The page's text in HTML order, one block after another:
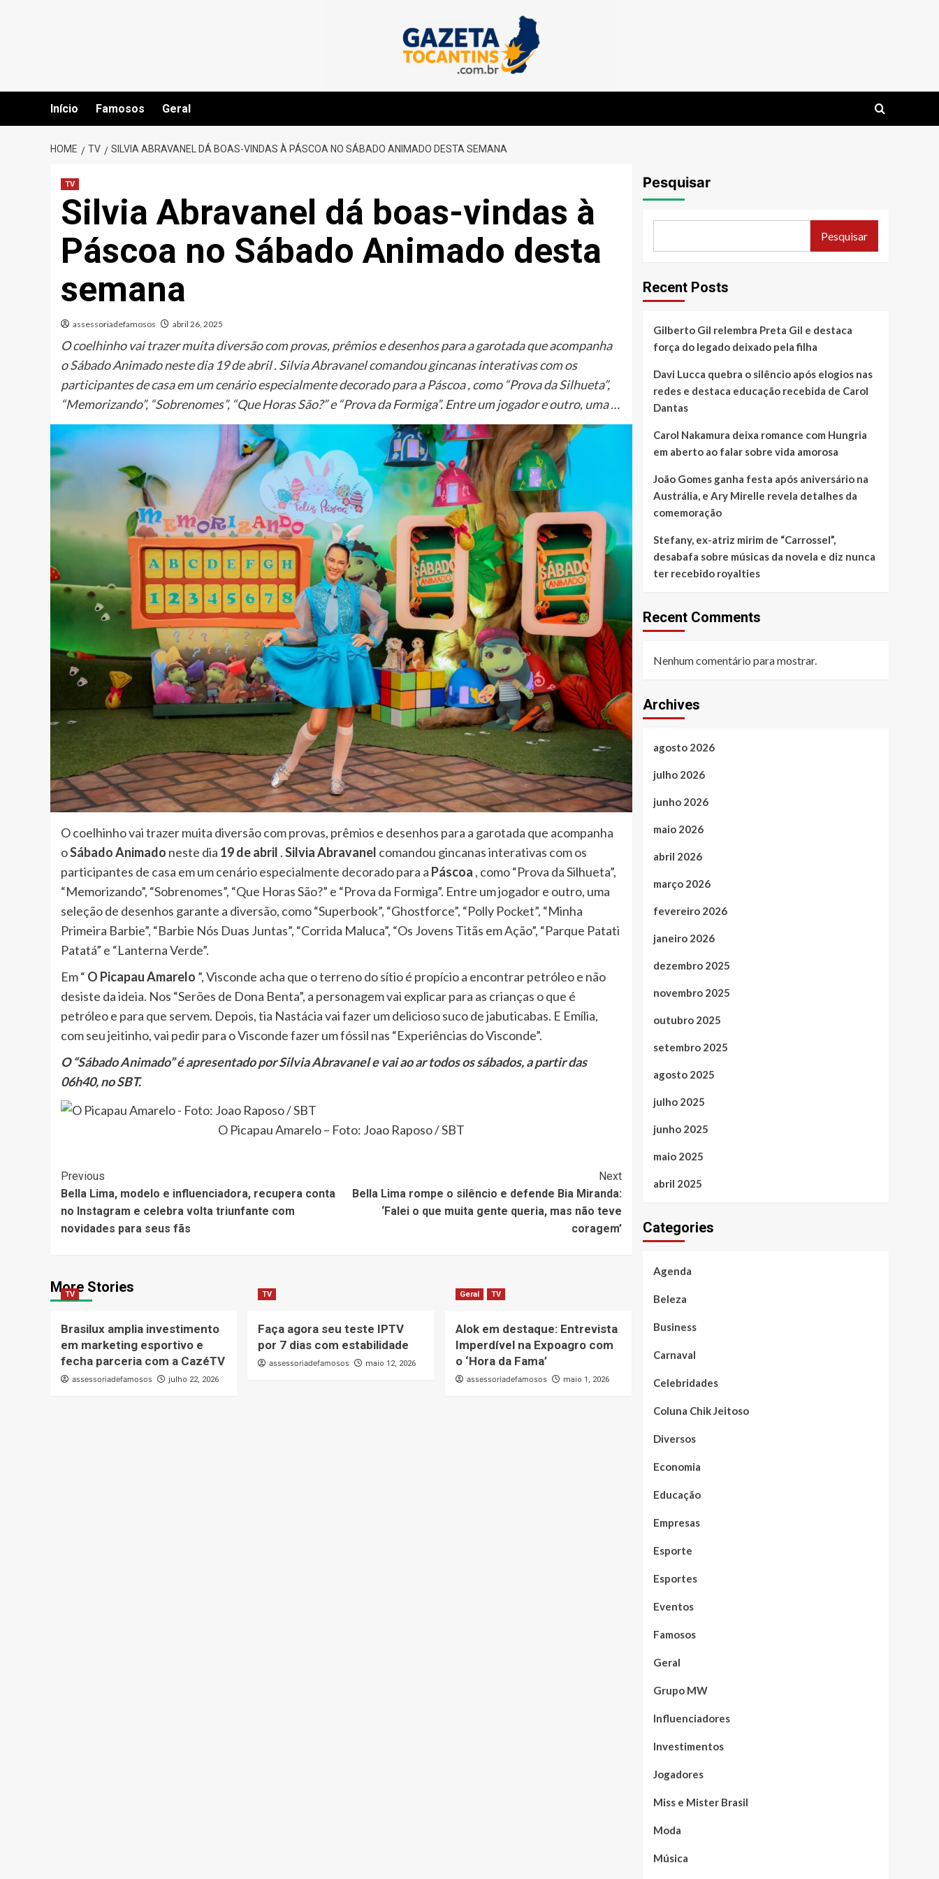
Início Famosos Geral
HOME TV SILVIA ABRAVANEL DÁ BOAS-VINDAS À PÁSCOA NO SÁBADO ANIMADO DESTA SEMANA
TV
Silvia Abravanel dá boas-vindas à
Páscoa no Sábado Animado desta
semana
assessoriadefamosos abril 26, 2025
O coelhinho vai trazer muita diversão com provas, prêmios e desenhos para a garotada que acompanha
o Sábado Animado neste dia 19 de abril . Silvia Abravanel comandou gincanas interativas com os
participantes de casa em um cenário especialmente decorado para a Páscoa , como “Prova da Silhueta”,
“Memorizando”, “Sobrenomes”, “Que Horas São?” e “Prova da Formiga”. Entre um jogador e outro, uma …
O coelhinho vai trazer muita diversão com provas, prêmios e desenhos para a garotada que acompanha
oSábado Animado neste dia 19 de abril .Silvia Abravanel comandou gincanas interativas com os
participantes de casa em um cenário especialmente decorado para a Páscoa , como “Prova da Silhueta”,
“Memorizando”, “Sobrenomes”, “Que Horas São?” e “Prova da Formiga”. Entre um jogador e outro, uma
seleção de desenhos garante a diversão, como “Superbook”, “Ghostforce”, “Polly Pocket”, “Minha
Primeira Barbie”, “Barbie Nós Duas Juntas”, “Corrida Maluca”, “Os Jovens Titãs em Ação”, “Parque Patati
Patatá” e “Lanterna Verde”.
Em “ O Picapau Amarelo ”, Visconde acha que o terreno do sítio é propício a encontrar petróleo e não
desiste da ideia. Nos “Serões de Dona Benta”, a personagem vai explicar para as crianças o que é
petróleo e para que servem. Depois, tia Nastácia vai fazer um delicioso suco de jabuticabas. E Emília,
com seu jeitinho, vai pedir para o Visconde fazer um fóssil nas “Experiências do Visconde”.
O “Sábado Animado” é apresentado por Silvia Abravanel e vai ao ar todos os sábados, a partir das
06h40, no SBT.
O Picapau Amarelo – Foto: Joao Raposo / SBT
Post
Navigation
Previous
Bella Lima, modelo e influenciadora, recupera conta
no Instagram e celebra volta triunfante com
novidades para seus fãs
Next
Bella Lima rompe o silêncio e defende Bia Miranda:
‘Falei o que muita gente queria, mas não teve
coragem’
More Stories
TV
Brasilux amplia investimento
em marketing esportivo e
fecha parceria com a CazéTV
assessoriadefamosos julho 22, 2026
TV
Faça agora seu teste IPTV
por 7 dias com estabilidade
assessoriadefamosos maio 12, 2026
Geral TV
Alok em destaque: Entrevista
Imperdível na Expoagro com
o ‘Hora da Fama’
assessoriadefamosos maio 1, 2026
Pesquisar
Pesquisar
Recent Posts
Gilberto Gil relembra Preta Gil e destaca
força do legado deixado pela filha
Davi Lucca quebra o silêncio após elogios nas
redes e destaca educação recebida de Carol
Dantas
Carol Nakamura deixa romance com Hungria
em aberto ao falar sobre vida amorosa
João Gomes ganha festa após aniversário na
Austrália, e Ary Mirelle revela detalhes da
comemoração
Stefany, ex-atriz mirim de “Carrossel”,
desabafa sobre músicas da novela e diz nunca
ter recebido royalties
Recent Comments
Nenhum comentário para mostrar.
Archives
agosto 2026
julho 2026
junho 2026
maio 2026
abril 2026
março 2026
fevereiro 2026
janeiro 2026
dezembro 2025
novembro 2025
outubro 2025
setembro 2025
agosto 2025
julho 2025
junho 2025
maio 2025
abril 2025
Categories
Agenda
Beleza
Business
Carnaval
Celebridades
Coluna Chik Jeitoso
Diversos
Economia
Educação
Empresas
Esporte
Esportes
Eventos
Famosos
Geral
Grupo MW
Influenciadores
Investimentos
Jogadores
Miss e Mister Brasil
Moda
Música